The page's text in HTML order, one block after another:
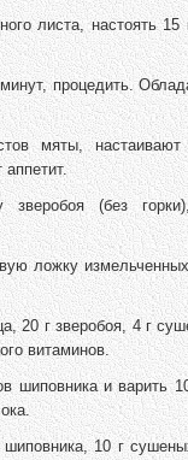
листа, настоять
процедить.
мяты,
(без
ложку
20 г зверобоя, 4 г
витаминов.
шиповника и варить
10 г